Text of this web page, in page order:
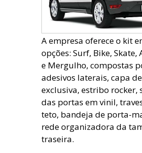
A empresa oferece o kit
opções: Surf, Bike, Skate,
e Mergulho, compostas
adesivos laterais, capa
exclusiva, estribo rocker,
das portas em vinil,
teto, bandeja de porta-
rede organizadora da
traseira.